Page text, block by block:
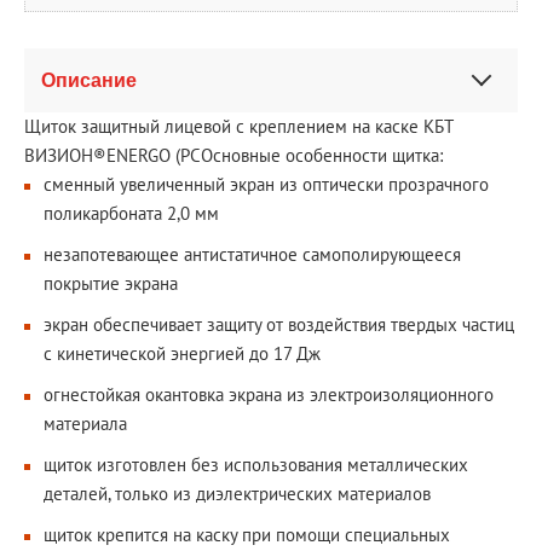
Описание
Щиток защитный лицевой с креплением на каске КБТ
ВИЗИОН®ENERGO (PCОсновные особенности щитка:
сменный увеличенный экран из оптически прозрачного
поликарбоната 2,0 мм
незапотевающее антистатичное самополирующееся
покрытие экрана
экран обеспечивает защиту от воздействия твердых частиц
с кинетической энергией до 17 Дж
огнестойкая окантовка экрана из электроизоляционного
материала
щиток изготовлен без использования металлических
деталей, только из диэлектрических материалов
щиток крепится на каску при помощи специальных